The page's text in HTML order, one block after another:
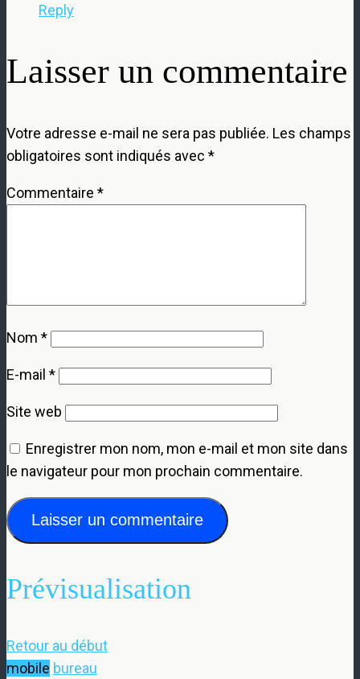
Reply
Laisser un commentaire
Votre adresse e-mail ne sera pas publiée. Les champs
obligatoires sont indiqués avec *
Commentaire *
Nom *
E-mail *
Site web
Enregistrer mon nom, mon e-mail et mon site dans
le navigateur pour mon prochain commentaire.
Prévisualisation
Retour au début
mobile bureau